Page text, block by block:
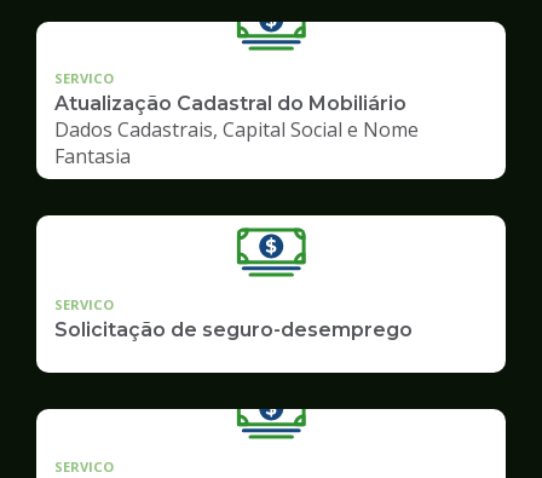
SERVICO
Atualização Cadastral do Mobiliário
Dados Cadastrais, Capital Social e Nome
Fantasia
SERVICO
Solicitação de seguro-desemprego
SERVICO